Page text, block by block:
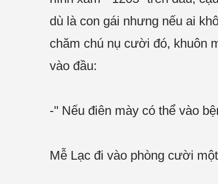
dù là con gái nhưng nếu ai
chăm chú nụ cười đó, khuôn
vào đầu:
-" Nếu điên mày có thể vào
Mễ Lạc đi vào phòng cười